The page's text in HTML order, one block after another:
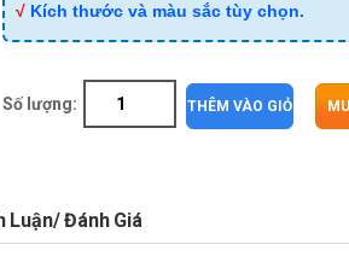
√ Kích thước và màu sắc tùy chọn.
Số lượng: THÊM VÀO GIỎ
Luận/ Đánh Giá